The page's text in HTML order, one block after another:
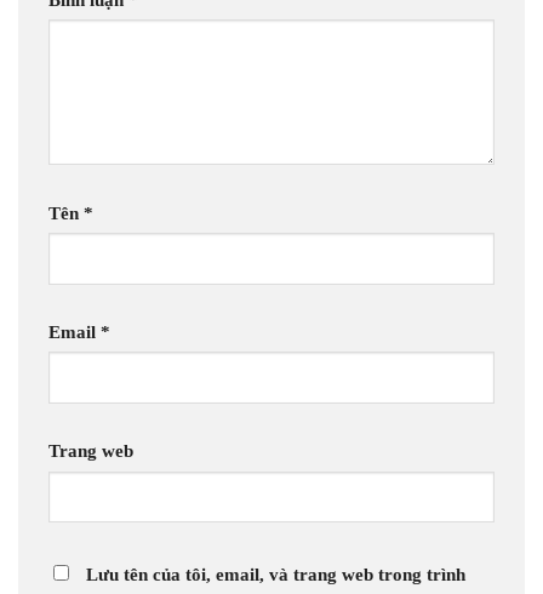
Tên *
Email *
Trang web
Lưu tên của tôi, email, và trang web trong trình